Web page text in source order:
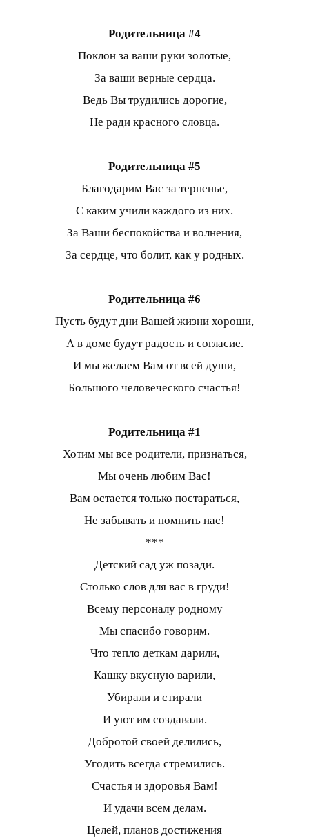
Родительница #4
Поклон за ваши руки золотые,
За ваши верные сердца.
Ведь Вы трудились дорогие,
Не ради красного словца.
Родительница #5
Благодарим Вас за терпенье,
С каким учили каждого из них.
За Ваши беспокойства и волнения,
За сердце, что болит, как у родных.
Родительница #6
Пусть будут дни Вашей жизни хороши,
А в доме будут радость и согласие.
И мы желаем Вам от всей души,
Большого человеческого счастья!
Родительница #1
Хотим мы все родители, признаться,
Мы очень любим Вас!
Вам остается только постараться,
Не забывать и помнить нас!
***
Детский сад уж позади.
Столько слов для вас в груди!
Всему персоналу родному
Мы спасибо говорим.
Что тепло деткам дарили,
Кашку вкусную варили,
Убирали и стирали
И уют им создавали.
Добротой своей делились,
Угодить всегда стремились.
Счастья и здоровья Вам!
И удачи всем делам.
Целей, планов достижения